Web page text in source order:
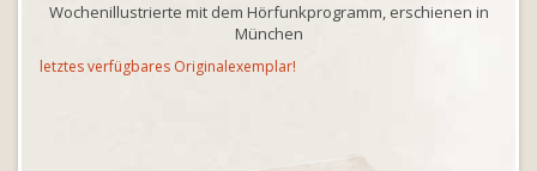
Wochenillustrierte mit dem Hörfunkprogramm, erschienen in
München
letztes verfügbares Originalexemplar!